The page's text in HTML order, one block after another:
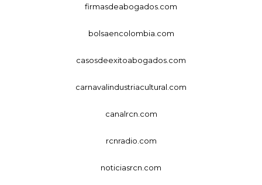
firmasdeabogados.com
bolsaencolombia.com
casosdeexitoabogados.com
carnavalindustriacultural.com
canalrcn.com
rcnradio.com
noticiasrcn.com